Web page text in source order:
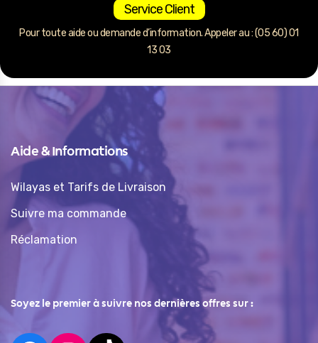
Service Client
Pour toute aide ou demande d’information. Appeler au : (05 60) 01
13 03
Aide & Informations
Wilayas et Tarifs de Livraison
Suivre ma commande
Réclamation
Soyez le premier à suivre nos dernières offres sur :